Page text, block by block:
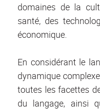
domaines de la
santé, des
économique.
En considérant le
dynamique
toutes les facettes
du langage, ainsi